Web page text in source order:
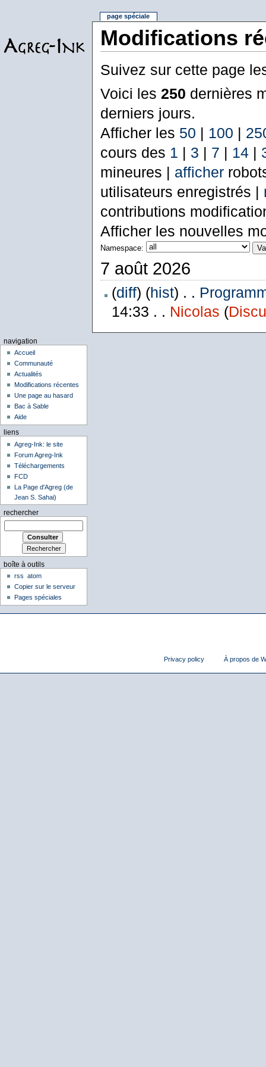
Modifications
Suivez sur cette page
Voici les 250 dernières
derniers jours.
Afficher les 50 | 100 |
cours des 1 | 3 | 7 | 14|
mineures | afficher
utilisateurs enregistrés |
contributions
Afficher les nouvelles
Namespace:
7 août 2026
(diff) (hist) . .
14:33 . . Nicolas (
page spéciale
navigation
Accueil
Communauté
Actualités
Modifications récentes
Une page au hasard
Bac à Sable
Aide
liens
Agreg-Ink: le site
Forum Agreg-Ink
Téléchargements
FCD
La Page d'Agreg (de
Jean S. Sahai)
rechercher
boîte à outils
rss
atom
Copier sur le serveur
Pages spéciales
Privacy policy À propos de